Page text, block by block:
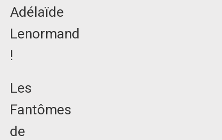
Adélaïde
Lenormand
!
Les
Fantômes
de